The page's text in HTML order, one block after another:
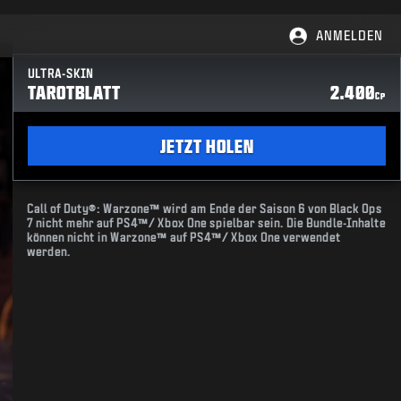
ANMELDEN
ULTRA-SKIN
TAROTBLATT 2.400CP
JETZT HOLEN
Call of Duty®: Warzone™ wird am Ende der Saison 6 von Black Ops
7 nicht mehr auf PS4™/ Xbox One spielbar sein. Die Bundle-Inhalte
können nicht in Warzone™ auf PS4™/ Xbox One verwendet
werden.